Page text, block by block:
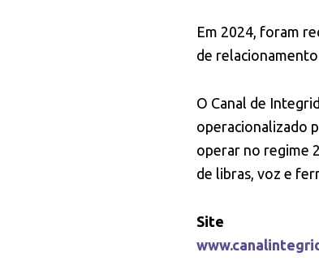
Em 2024, foram
de
O Canal de
operacionalizado
operar no regime
de libras, voz e
Site